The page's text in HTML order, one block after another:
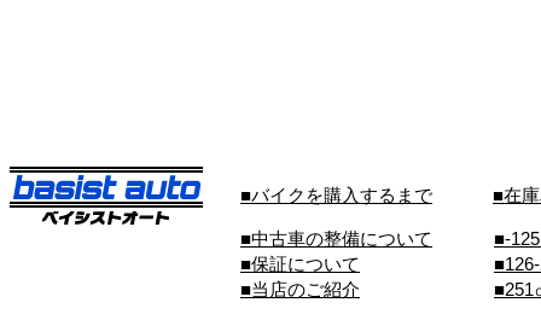
■バイクを購入するまで ■在
■中古車の整備について
■保証について
■当店のご紹介
■-
■251